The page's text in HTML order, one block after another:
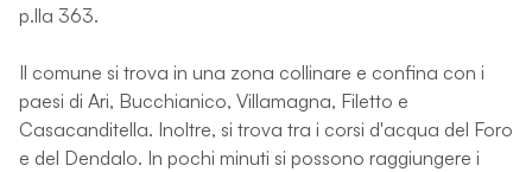
p.lla 363.
Il comune si trova in una zona collinare e confina con i
paesi di Ari, Bucchianico, Villamagna, Filetto e
Casacanditella. Inoltre, si trova tra i corsi d'acqua del Foro
e del Dendalo. In pochi minuti si possono raggiungere i